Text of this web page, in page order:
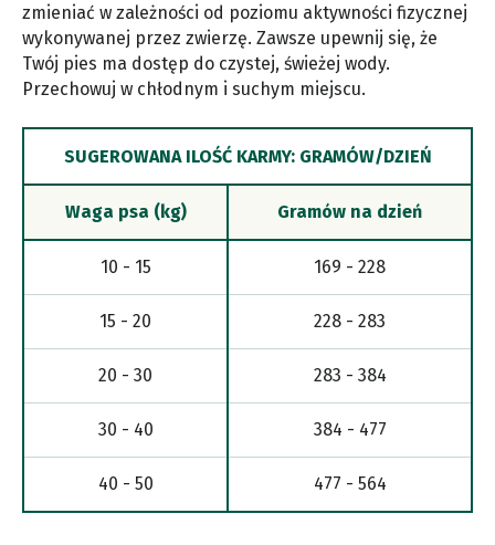
zmieniać w zależności od poziomu aktywności fizycznej
wykonywanej przez zwierzę. Zawsze upewnij się, że
Twój pies ma dostęp do czystej, świeżej wody.
Przechowuj w chłodnym i suchym miejscu.
SUGEROWANA ILOŚĆ KARMY: GRAMÓW/DZIEŃ
Waga psa (kg) Gramów na dzień
10 - 15 169 - 228
15 - 20 228 - 283
20 - 30 283 - 384
30 - 40 384 - 477
40 - 50 477 - 564